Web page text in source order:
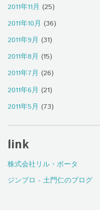
2011年11月 (25)
2011年10月 (36)
2011年9月 (31)
2011年8月 (15)
2011年7月 (26)
2011年6月 (21)
2011年5月 (73)
link
株式会社リル・ポータ
ジンブロ - 土門仁のブログ